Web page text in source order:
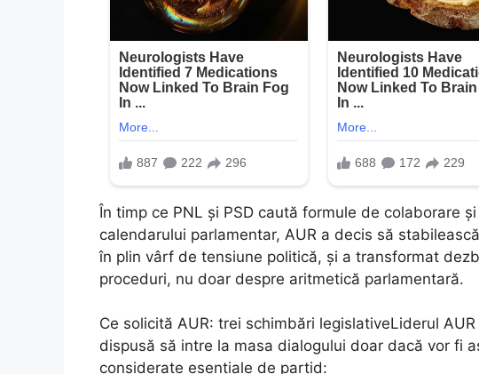
În timp ce PNL și PSD caută formule de colaborare
calendarului parlamentar, AUR a decis să
în plin vârf de tensiune politică, și a transformat
proceduri, nu doar despre aritmetică parlamentară.
Ce solicită AUR: trei schimbări legislativeLiderul
dispusă să intre la masa dialogului doar dacă vor fi
considerate esențiale de partid: